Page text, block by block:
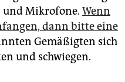
und Mikrofone. Wenn
dann bitte eine
Gemäßigten sich
und schwiegen.